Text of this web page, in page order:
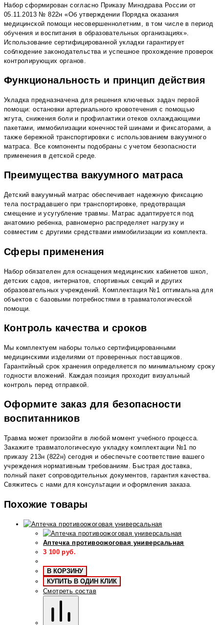
Набор сформирован согласно Приказу Минздрава России от
05.11.2013 № 822н «Об утверждении Порядка оказания
медицинской помощи несовершеннолетним, в том числе в период
обучения и воспитания в образовательных организациях».
Использование сертифицированной укладки гарантирует
соблюдение законодательства и успешное прохождение проверок
контролирующих органов.
Функциональность и принцип действия
Укладка предназначена для решения ключевых задач первой
помощи: остановки артериального кровотечения с помощью
жгута, снижения боли и профилактики отеков охлаждающими
пакетами, иммобилизации конечностей шинами и фиксаторами, а
также бережной транспортировки с использованием вакуумного
матраса. Все компоненты подобраны с учетом безопасности
применения в детской среде.
Преимущества вакуумного матраса
Детский вакуумный матрас обеспечивает надежную фиксацию
тела пострадавшего при транспортировке, предотвращая
смещение и усугубление травмы. Матрас адаптируется под
анатомию ребенка, равномерно распределяет нагрузку и
совместим с другими средствами иммобилизации из комплекта.
Сферы применения
Набор обязателен для оснащения медицинских кабинетов школ,
детских садов, интернатов, спортивных секций и других
образовательных учреждений. Комплектация №1 оптимальна для
объектов с базовыми потребностями в травматологической
помощи.
Контроль качества и сроков
Мы комплектуем наборы только сертифицированными
медицинскими изделиями от проверенных поставщиков.
Гарантийный срок хранения определяется по минимальному сроку
годности вложений. Каждая позиция проходит визуальный
контроль перед отправкой.
Оформите заказ для безопасности
воспитанников
Травма может произойти в любой момент учебного процесса.
Закажите травматологическую укладку комплектации №1 по
приказу 213н (822н) сегодня и обеспечьте соответствие вашего
учреждения нормативным требованиям. Быстрая доставка,
полный пакет сопроводительных документов, гарантия качества.
Свяжитесь с нами для консультации и оформления заказа.
Похожие товары
Аптечка противоожоговая универсальная
3 100 руб.
В КОРЗИНУ
КУПИТЬ В ОДИН КЛИК
Смотреть состав